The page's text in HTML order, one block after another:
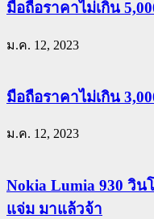
มือถือราคาไม่เกิน
ม.ค. 12, 2023
มือถือราคาไม่เกิน
ม.ค. 12, 2023
Nokia Lumia 930 วิน
แจ่ม มาแล้วจ้า